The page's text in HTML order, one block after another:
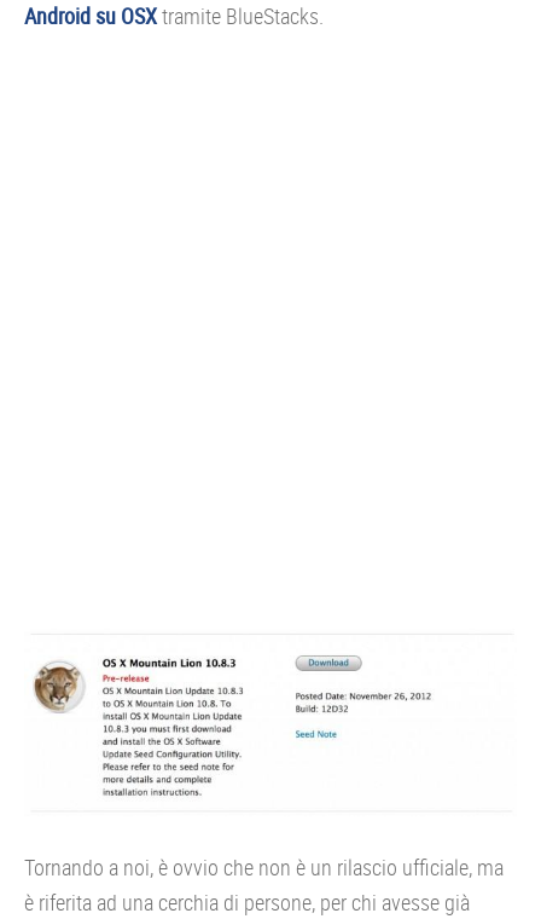
Android su OSXtramite BlueStacks.
Tornando a noi, è ovvio che non è un rilascio ufficiale, ma
è riferita ad una cerchia di persone, per chi avesse già